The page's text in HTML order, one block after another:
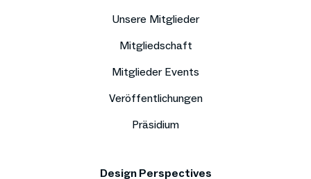
Unsere Mitglieder
Mitgliedschaft
Mitglieder Events
Veröffentlichungen
Präsidium
Design Perspectives